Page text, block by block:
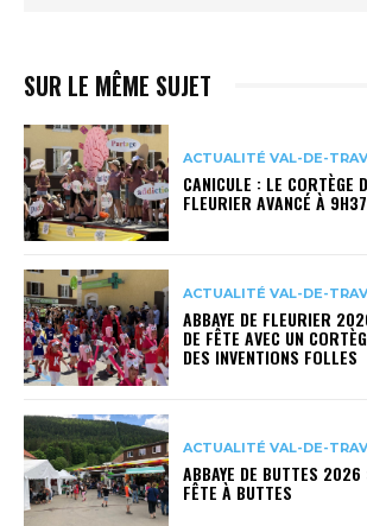
SUR LE MÊME SUJET
ACTUALITÉ VAL-DE-
CANICULE : LE CORTÈGE
FLEURIER AVANCÉ À 9H37
ACTUALITÉ VAL-DE-
ABBAYE DE FLEURIER
DE FÊTE AVEC UN
DES INVENTIONS FOLLES
ACTUALITÉ VAL-DE-
ABBAYE DE BUTTES
FÊTE À BUTTES